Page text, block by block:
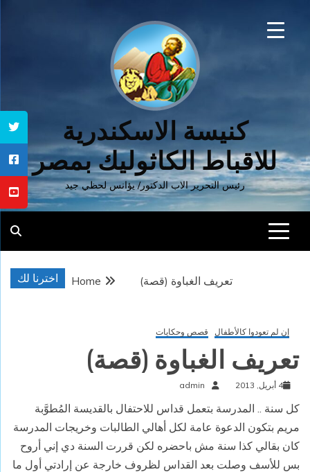
كنيسة الاسكندرية
للاقباط الكاثوليك بمصر
رئيس التحرير الاب الدكتور/ يؤانس لحظي جيد
اخترنا لك Home تعريف الغباوة (قصة)
إن لم تعودوا كالأطفال قصص وحكايات
تعريف الغباوة (قصة)
4 أبريل, 2013 admin
كل سنة .. المدرسة بتعمل قداس للاحتفال بالقديسة المُطوَّبة
مريم بتكون الدعوة عامة لكل أهالي الطالبات وخريجات المدرسة
كان بقالي كذا سنة مش باحضره لكن قررت السنة دي إني أروح
بس للأسف وصلت بعد القداس لظروف خارجة عن إرادتي أول ما